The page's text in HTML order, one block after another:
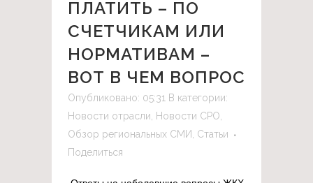
ПЛАТИТЬ – ПО
СЧЕТЧИКАМ ИЛИ
НОРМАТИВАМ –
ВОТ В ЧЕМ ВОПРОС
Опубликовано: 05:31 В категории:
Новости отрасли
Новости СРО
Обзор региональных СМИ
Статьи
Поделиться